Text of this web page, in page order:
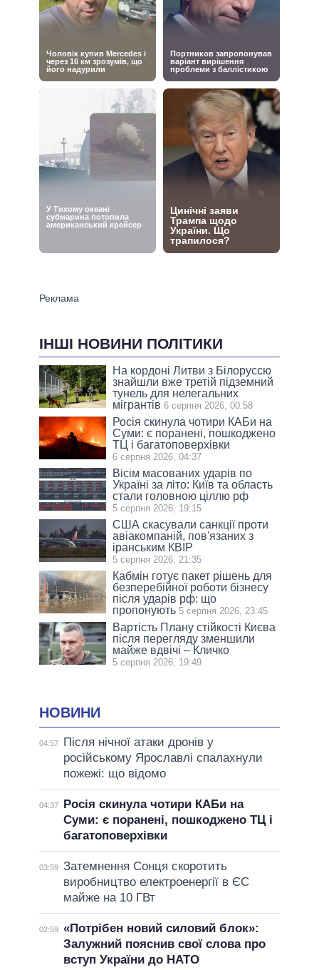
ІНШІ НОВИНИ ПОЛІТИКИ
На кордоні Литви з Білоруссю
знайшли вже третій підземний
тунель для нелегальних
мігрантів 6 серпня 2026, 00:58
Росія скинула чотири КАБи на
Суми: є поранені, пошкоджено
ТЦ і багатоповерхівки
6 серпня 2026, 04:37
Вісім масованих ударів по
Україні за літо: Київ та область
стали головною ціллю рф
5 серпня 2026, 19:15
США скасували санкції проти
авіакомпаній, пов'язаних з
іранським КВІР
5 серпня 2026, 21:35
Кабмін готує пакет рішень для
безперебійної роботи бізнесу
після ударів рф: що
пропонують 5 серпня 2026, 23:45
Вартість Плану стійкості Києва
після перегляду зменшили
майже вдвічі – Кличко
5 серпня 2026, 19:49
НОВИНИ
04:57
Після нічної атаки дронів у
російському Ярославлі спалахнули
пожежі: що відомо
04:37
Росія скинула чотири КАБи на
Суми: є поранені, пошкоджено ТЦ і
багатоповерхівки
03:59 Затемнення Сонця скоротить
виробництво електроенергії в ЄС
майже на 10 ГВт
02:59 «Потрібен новий силовий блок»:
Залужний пояснив свої слова про
вступ України до НАТО